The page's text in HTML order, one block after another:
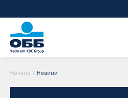
Начало / Новини